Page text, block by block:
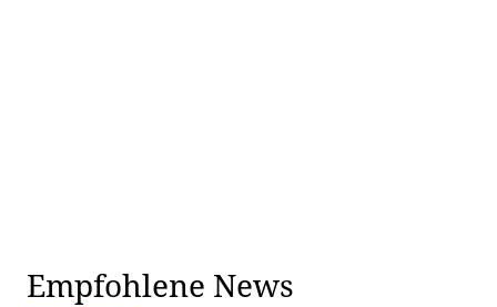
Empfohlene News